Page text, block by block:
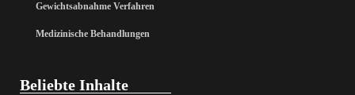
Gewichtsabnahme Verfahren
Medizinische Behandlungen
Beliebte Inhalte